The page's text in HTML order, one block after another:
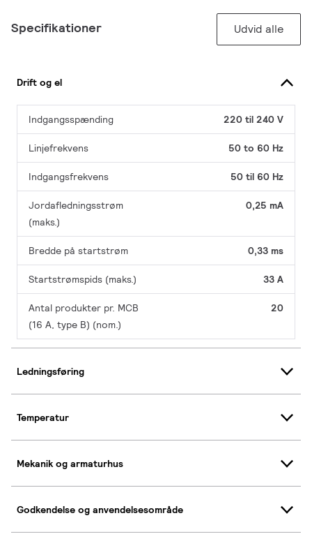
Specifikationer Udvid alle
Drift og el
Indgangsspænding 220 til 240 V
Linjefrekvens 50 to 60 Hz
Indgangsfrekvens 50 til 60 Hz
Jordafledningsstrøm
(maks.)
0,25 mA
Bredde på startstrøm 0,33 ms
Startstrømspids (maks.) 33 A
Antal produkter pr. MCB
(16 A, type B) (nom.)
20
Ledningsføring
Temperatur
Mekanik og armaturhus
Godkendelse og anvendelsesområde